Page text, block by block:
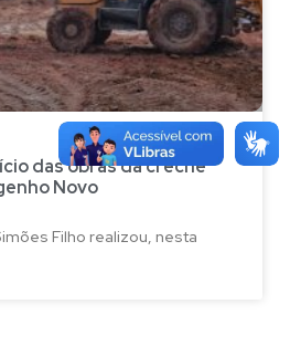
das obras da creche
Novo
Filho realizou, nesta